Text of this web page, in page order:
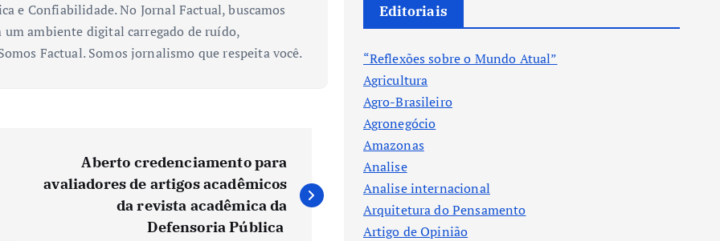
e Confiabilidade. No Jornal Factual, buscamos
ambiente digital carregado de ruído,
Factual. Somos jornalismo que respeita você.
Aberto credenciamento para
avaliadores de artigos acadêmicos
da revista acadêmica da
Defensoria Pública
Editoriais
“Reflexões sobre o Mundo Atual”
Agricultura
Agro-Brasileiro
Agronegócio
Amazonas
Analise
Analise internacional
Arquitetura do Pensamento
Artigo de Opinião